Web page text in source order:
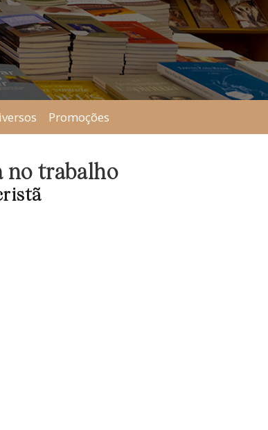
Promoções
no trabalho